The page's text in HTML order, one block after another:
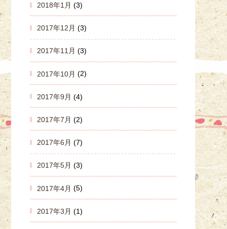
2018年1月 (3)
2017年12月 (3)
2017年11月 (3)
2017年10月 (2)
2017年9月 (4)
2017年7月 (2)
2017年6月 (7)
2017年5月 (3)
2017年4月 (5)
2017年3月 (1)